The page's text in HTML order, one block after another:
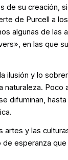
su creación,
de Purcell a
algunas de las
en las que
ilusión y lo
difuminan,
artes y las
esperanza